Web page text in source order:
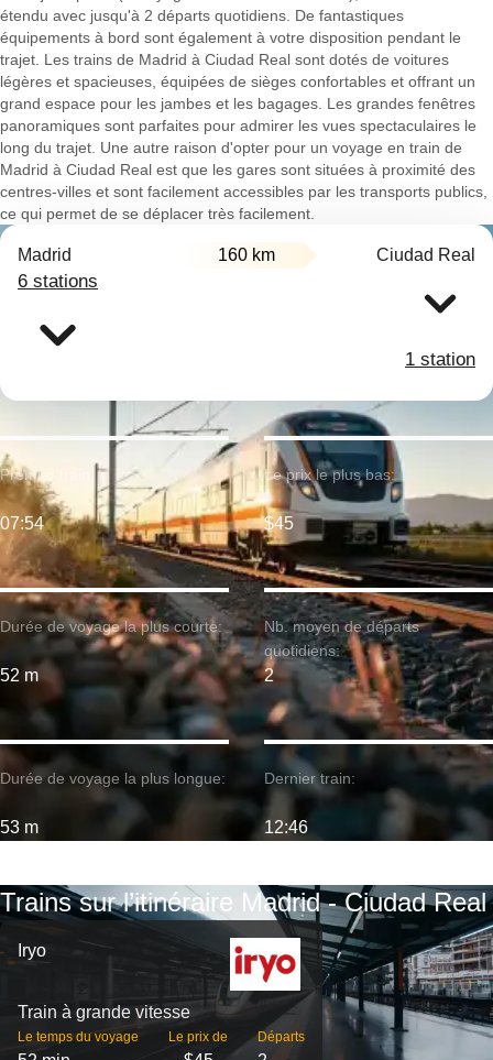
étendu avec jusqu'à 2 départs quotidiens. De fantastiques
équipements à bord sont également à votre disposition pendant le
trajet. Les trains de Madrid à Ciudad Real sont dotés de voitures
légères et spacieuses, équipées de sièges confortables et offrant un
grand espace pour les jambes et les bagages. Les grandes fenêtres
panoramiques sont parfaites pour admirer les vues spectaculaires le
long du trajet. Une autre raison d'opter pour un voyage en train de
Madrid à Ciudad Real est que les gares sont situées à proximité des
centres-villes et sont facilement accessibles par les transports publics,
ce qui permet de se déplacer très facilement.
Madrid 160 km Ciudad Real
6 stations
1 station
Durée de voyage la plus courte:
52 m
Premier train:
07:54
Durée de voyage la plus longue:
53 m
Le prix le plus bas:
$45
Nb. moyen de départs
quotidiens:
2
Dernier train:
12:46
Trains sur l’itinéraire Madrid - Ciudad Real
Iryo
Train à grande vitesse
Le temps du voyage Le prix de Départs